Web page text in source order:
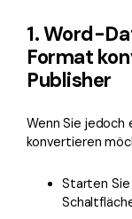
1. Word-
Format
Publisher
Wenn Sie jedoch
konvertieren
Starten Sie